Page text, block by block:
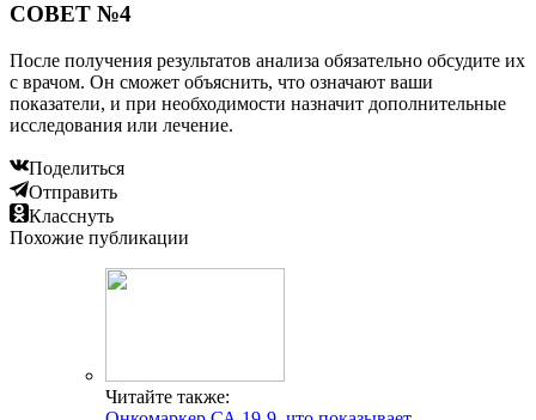
СОВЕТ №4
После получения результатов анализа обязательно обсудите их
с врачом. Он сможет объяснить, что означают ваши
показатели, и при необходимости назначит дополнительные
исследования или лечение.
Поделиться
Отправить
Класснуть
Похожие публикации
Читайте также: